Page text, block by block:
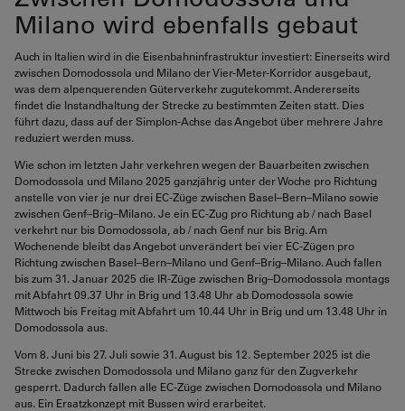
Milano wird ebenfalls gebaut
Auch in Italien wird in die Eisenbahninfrastruktur investiert: Einerseits wird
zwischen Domodossola und Milano der Vier-Meter-Korridor ausgebaut,
was dem alpenquerenden Güterverkehr zugutekommt. Andererseits
findet die Instandhaltung der Strecke zu bestimmten Zeiten statt. Dies
führt dazu, dass auf der Simplon-Achse das Angebot über mehrere Jahre
reduziert werden muss.
Wie schon im letzten Jahr verkehren wegen der Bauarbeiten zwischen
Domodossola und Milano 2025 ganzjährig unter der Woche pro Richtung
anstelle von vier je nur drei EC-Züge zwischen Basel–Bern–Milano sowie
zwischen Genf–Brig–Milano. Je ein EC-Zug pro Richtung ab / nach Basel
verkehrt nur bis Domodossola, ab / nach Genf nur bis Brig. Am
Wochenende bleibt das Angebot unverändert bei vier EC-Zügen pro
Richtung zwischen Basel–Bern–Milano und Genf–Brig–Milano. Auch fallen
bis zum 31. Januar 2025 die IR-Züge zwischen Brig–Domodossola montags
mit Abfahrt 09.37 Uhr in Brig und 13.48 Uhr ab Domodossola sowie
Mittwoch bis Freitag mit Abfahrt um 10.44 Uhr in Brig und um 13.48 Uhr in
Domodossola aus.
Vom 8. Juni bis 27. Juli sowie 31. August bis 12. September 2025 ist die
Strecke zwischen Domodossola und Milano ganz für den Zugverkehr
gesperrt. Dadurch fallen alle EC-Züge zwischen Domodossola und Milano
aus. Ein Ersatzkonzept mit Bussen wird erarbeitet.